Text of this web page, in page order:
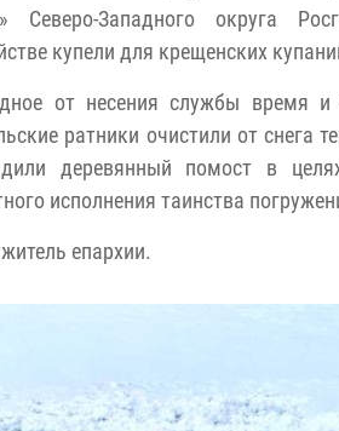
Северо-Западного округа
купели для крещенских
от несения службы время и
ратники очистили от снега
деревянный помост в
исполнения таинства
епархии.